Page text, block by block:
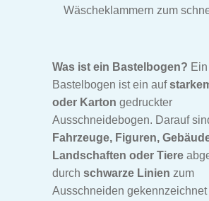
Wäscheklammern zum
Was ist ein Bastelbogen? Ein
Bastelbogen ist ein auf
oder Karton gedruckter
Ausschneidebogen. Darauf
Fahrzeuge, Figuren,
Landschaften oder Tiere
durch schwarze Linien zum
Ausschneiden gekennzeichnet